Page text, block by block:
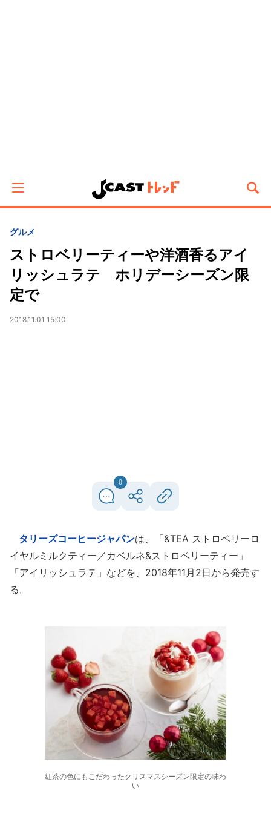
グルメ
ストロベリーティーや洋酒香るアイ
リッシュラテ ホリデーシーズン限
定で
2018.11.01 15:00
0
タリーズコーヒージャパンは、「&TEA ストロベリーロ
イヤルミルクティー／カベルネ&ストロベリーティー」
「アイリッシュラテ」などを、2018年11月2日から発売す
る。
紅茶の色にもこだわったクリスマスシーズン限定の味わ
い